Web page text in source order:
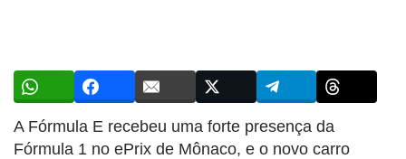
A Fórmula E recebeu uma forte presença da
Fórmula 1 no ePrix de Mônaco, e o novo carro